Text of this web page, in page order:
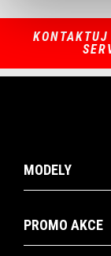
MODELY
PROMO AKCE